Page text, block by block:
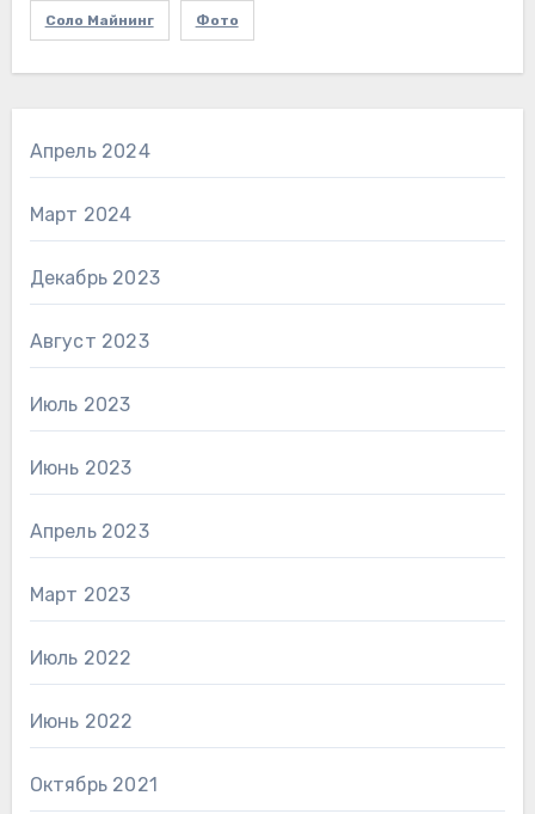
Соло Майнинг Фото
Апрель 2024
Март 2024
Декабрь 2023
Август 2023
Июль 2023
Июнь 2023
Апрель 2023
Март 2023
Июль 2022
Июнь 2022
Октябрь 2021